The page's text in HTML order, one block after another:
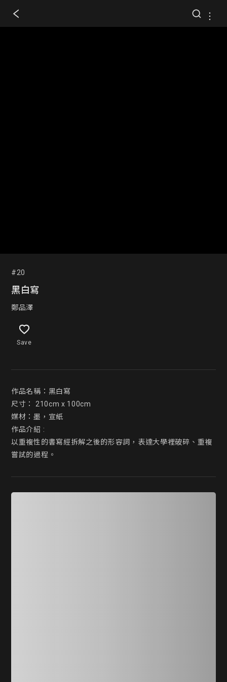
#20
黑白寫
鄭品澤
Save
作品名稱：黑白寫
尺寸： 210cm x 100cm
媒材：墨，宣紙
作品介紹 :
以重複性的書寫經拆解之後的形容詞，表達大學裡破碎、重複
嘗試的過程。